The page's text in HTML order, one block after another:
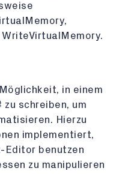
in einem
schreiben, um
Hierzu
implementiert,
Editor benutzen
zu manipulieren